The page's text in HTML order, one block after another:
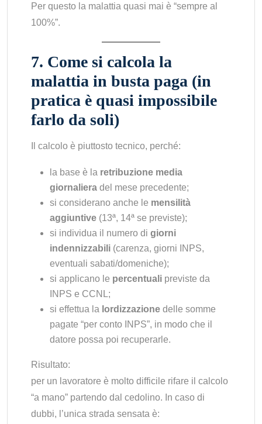
Per questo la malattia quasi mai è “sempre al
100%”.
7. Come si calcola la
malattia in busta paga (in
pratica è quasi impossibile
farlo da soli)
Il calcolo è piuttosto tecnico, perché:
la base è la retribuzione media
giornaliera del mese precedente;
si considerano anche le mensilità
aggiuntive (13ª, 14ª se previste);
si individua il numero di giorni
indennizzabili (carenza, giorni INPS,
eventuali sabati/domeniche);
si applicano le percentuali previste da
INPS e CCNL;
si effettua la lordizzazione delle somme
pagate “per conto INPS”, in modo che il
datore possa poi recuperarle.
Risultato:
per un lavoratore è molto difficile rifare il calcolo
“a mano” partendo dal cedolino. In caso di
dubbi, l’unica strada sensata è: